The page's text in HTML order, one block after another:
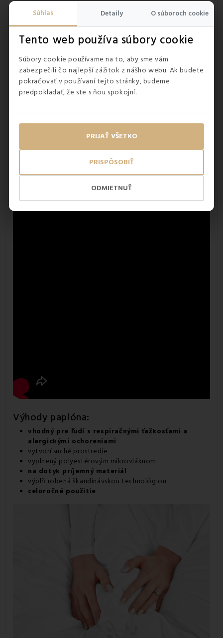
Súhlas Detaily O súboroch cookie
Tento web používa súbory cookie
Súbory cookie používame na to, aby sme vám
zabezpečili čo najlepší zážitok z nášho webu. Ak budete
pokračovať v používaní tejto stránky, budeme
predpokladať, že ste s ňou spokojní.
ODMIETNUŤ
PRISPÔSOBIŤ
PRIJAŤ VŠETKO
Obliečka prekvapí svojou zamatovou
jemnosťou
Povrchová obliečka paplóna je vyrobená z mikrovlákna,
ktoré
pôsobí príjemne na dotyk a vydrží vo výbornej
kondícii aj po viacnásobnom vypratí. Priedušný materiál sa
stará o prirodzenú klímu a vytvára suché prostredie.
Antialergickými vlastnosťamisa pýši aj obliečka. Keďže
sú obliečka aj jadro matraca vytvorené z umelých vlákien,
Výhody paplóna:
vhodný pre ľudí s respiračnými ťažkosťami a
alergickými ochoreniami
vytvorí suché prostredie
vyplnený polyestérovým mikrovláknom
na dotyk príjemný materiál
výplň robená škandinávskou technológiou
celoročné použitie